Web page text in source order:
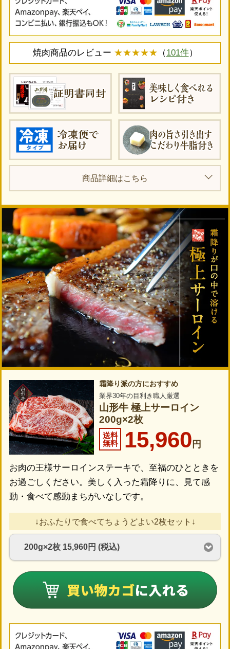
焼肉商品のレビュー ★★★★★ （101件）
商品詳細はこちら
霜降り派の方におすすめ
業界30年の目利き職人厳選
山形牛 極上サーロイン
200g×2枚
送料
無料
15,960 円
お肉の王様サーロインステーキで、至福のひとときを
お過ごしください。美しく入った霜降りに、見て感
動・食べて感動まちがいなしです。
↓おふたりで食べてちょうどよい2枚セット↓